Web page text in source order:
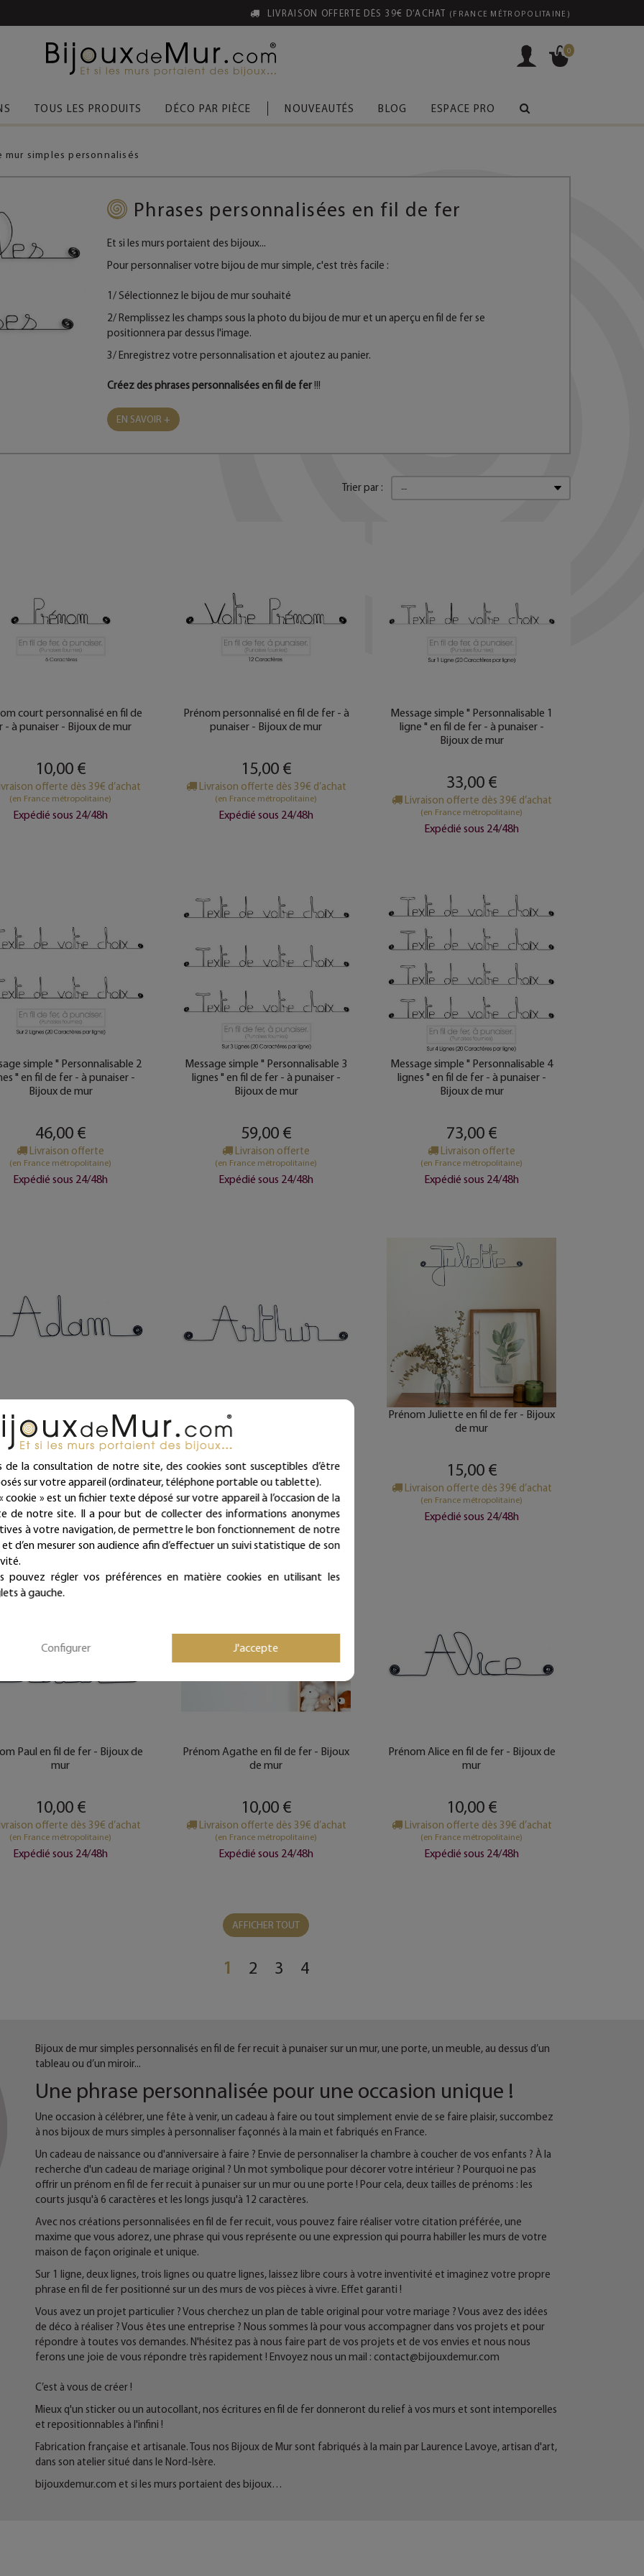
FABRICATION ARTISANALE FRANÇAISE
0
TOUS LES PRODUITS DÉCO PAR PIÈCE NOUVEAUTÉS BLOG ESPACE PRO
mur simples personnalisés
Phrases personnalisées en fil de fer
Et si les murs portaient des bijoux...
Pour personnaliser votre bijou de mur simple, c'est très facile :
1/ Sélectionnez le bijou de mur souhaité
2/ Remplissez les champs sous la photo du bijou de mur et un aperçu en fil de fer se
positionnera par dessus l'image.
3/ Enregistrez votre personnalisation et ajoutez au panier.
Créez des phrases personnalisées en fil de fer!!!
EN SAVOIR +
Trier par :
court personnalisé en fil de
- à punaiser - Bijoux de mur
10,00 €
offerte dès 39€ d’achat
(en France métropolitaine)
Expédié sous 24/48h
Prénom personnalisé en fil de fer - à
punaiser - Bijoux de mur
15,00 €
Livraison offerte dès 39€ d’achat
(en France métropolitaine)
Expédié sous 24/48h
Message simple " Personnalisable 1
ligne " en fil de fer - à punaiser -
Bijoux de mur
33,00 €
Livraison offerte dès 39€ d’achat
(en France métropolitaine)
Expédié sous 24/48h
simple " Personnalisable 2
" en fil de fer - à punaiser -
Bijoux de mur
46,00 €
Livraison offerte
(en France métropolitaine)
Expédié sous 24/48h
Message simple " Personnalisable 3
lignes " en fil de fer - à punaiser -
Bijoux de mur
59,00 €
Livraison offerte
(en France métropolitaine)
Expédié sous 24/48h
Message simple " Personnalisable 4
lignes " en fil de fer - à punaiser -
Bijoux de mur
73,00 €
Livraison offerte
(en France métropolitaine)
Expédié sous 24/48h
Adam en fil de fer - Bijoux
de mur
10,00 €
offerte dès 39€ d’achat
(en France métropolitaine)
Expédié sous 24/48h
Prénom Arthur en fil de fer - Bijoux
10,00 €
Livraison offerte dès 39€ d’achat
(en France métropolitaine)
Expédié sous 24/48h
Prénom Juliette en fil de fer - Bijoux
de mur
15,00 €
Livraison offerte dès 39€ d’achat
(en France métropolitaine)
Expédié sous 24/48h
Paul en fil de fer - Bijoux de
mur
10,00 €
offerte dès 39€ d’achat
(en France métropolitaine)
Expédié sous 24/48h
Prénom Agathe en fil de fer - Bijoux
de mur
10,00 €
Livraison offerte dès 39€ d’achat
(en France métropolitaine)
Expédié sous 24/48h
Prénom Alice en fil de fer - Bijoux de
mur
10,00 €
Livraison offerte dès 39€ d’achat
(en France métropolitaine)
Expédié sous 24/48h
AFFICHER TOUT
1 2 3 4
Bijoux de mur simples personnalisés en fil de fer recuit à punaiser sur un mur, une porte, un meuble, au dessus d’un
tableau ou d’un miroir...
Une phrase personnalisée pour une occasion unique !
Une occasion à célébrer, une fête à venir, un cadeau à faire ou tout simplement envie de se faire plaisir, succombez
à nos bijoux de murs simples à personnaliser façonnés à la main et fabriqués en France.
Un cadeau de naissance ou d'anniversaire à faire ? Envie de personnaliser la chambre à coucher de vos enfants ? À la
recherche d'un cadeau de mariage original ? Un mot symbolique pour décorer votre intérieur ? Pourquoi ne pas
offrir un prénom en fil de fer recuit à punaiser sur un mur ou une porte ! Pour cela, deux tailles de prénoms : les
courts jusqu'à 6 caractères et les longs jusqu'à 12 caractères.
Avec nos créations personnalisées en fil de fer recuit, vous pouvez faire réaliser votre citation préférée, une
maxime que vous adorez, une phrase qui vous représente ou une expression qui pourra habiller les murs de votre
maison de façon originale et unique.
Sur 1 ligne, deux lignes, trois lignes ou quatre lignes, laissez libre cours à votre inventivité et imaginez votre propre
phrase en fil de fer positionné sur un des murs de vos pièces à vivre. Effet garanti !
Vous avez un projet particulier ? Vous cherchez un plan de table original pour votre mariage ? Vous avez des idées
de déco à réaliser ? Vous êtes une entreprise ? Nous sommes là pour vous accompagner dans vos projets et pour
répondre à toutes vos demandes. N'hésitez pas à nous faire part de vos projets et de vos envies et nous nous
ferons une joie de vous répondre très rapidement ! Envoyez nous un mail : contact@bijouxdemur.com
C’est à vous de créer !
Mieux q'un sticker ou un autocollant, nos écritures en fil de fer donneront du relief à vos murs et sont intemporelles
et repositionnables à l'infini !
Fabrication française et artisanale. Tous nos Bijoux de Mur sont fabriqués à la main par Laurence Lavoye, artisan d'art,
dans son atelier situé dans le Nord-Isère.
bijouxdemur.com et si les murs portaient des bijoux…
de la consultation de notre site, des cookies sont susceptibles d’être
sur votre appareil (ordinateur, téléphone portable ou tablette).
cookie » est un fichier texte déposé sur votre appareil à l’occasion de la
de notre site. Il a pour but de collecter des informations anonymes
à votre navigation, de permettre le bon fonctionnement de notre
d’en mesurer son audience afin d’effectuer un suivi statistique de son
pouvez régler vos préférences en matière cookies en utilisant les
à gauche.
Configurer J'accepte